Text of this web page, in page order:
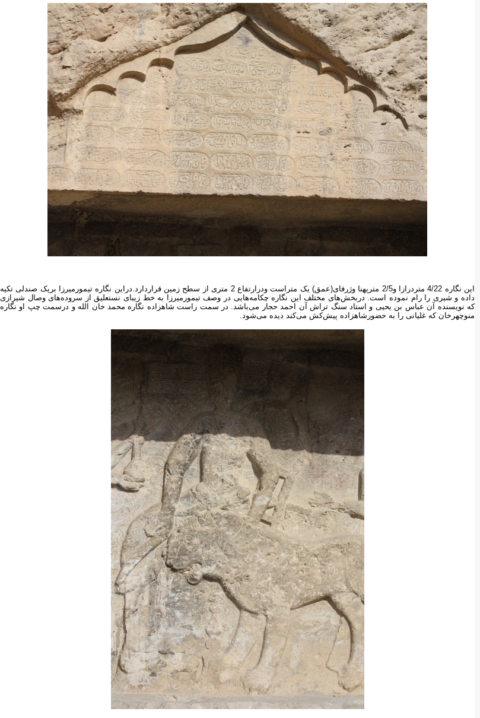
این نگاره 4/22 متردرازا و2/5 مترپهنا وژرفای(عمق) یک متراست ودرارتفاع 2 متری از سطح زمین قراردارد.دراین نگاره تیمورمیرزا بریک صندلی تکیه
داده و شیری را رام نموده است. دربخش‌های مختلف این نگاره چکامه‌هایی در وصف تیمورمیرزا به خط زیبای نستعلیق از سروده‌های وصال شیرازی
که نویسنده آن عباس بن یحیی و استاد سنگ تراش آن احمد حجار می‌باشد. در سمت راست شاهزاده نگاره محمد خان الله و درسمت چپ او نگاره
منوچهرخان که غلیانی را به حضورشاهزاده پیش‌کش می‌کند دیده می‌شود.